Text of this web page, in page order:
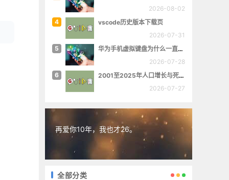
2026-08-02
4
vscode历史版本下载页
2026-07-31
5
华为手机虚拟键盘为什么一直跳出来
2026-07-28
6
2001至2025年人口增长与死亡数量概览
2026-07-27
再爱你10年，我也才26。
全部分类